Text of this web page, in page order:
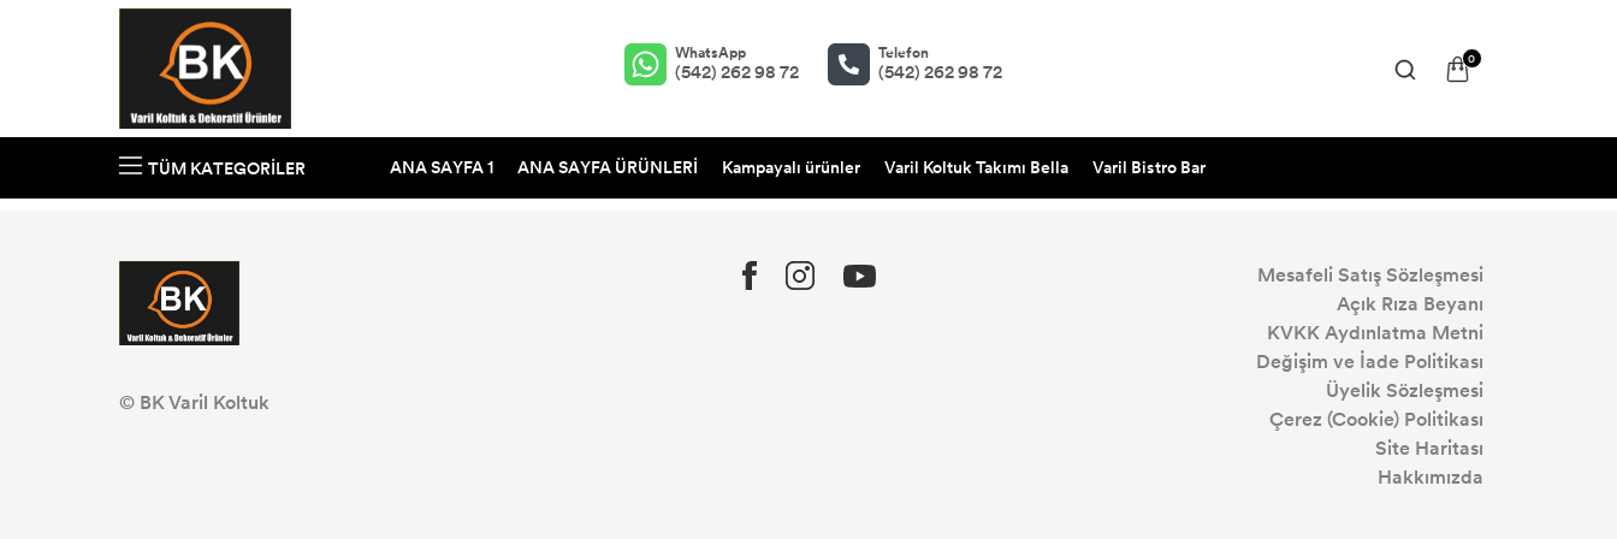
WhatsApp
(542) 262 98 72
Telefon
(542) 262 98 72
0
TÜM KATEGORILER ANA SAYFA 1 ANA SAYFA ÜRÜNLERİ Kampayalı ürünler Varil Koltuk Takımı Bella Varil Bistro Bar
© BK Varil Koltuk
Mesafeli Satış Sözleşmesi
Açık Rıza Beyanı
KVKK Aydınlatma Metni
Değişim ve İade Politikası
Üyelik Sözleşmesi
Çerez (Cookie) Politikası
Site Haritası
Hakkımızda